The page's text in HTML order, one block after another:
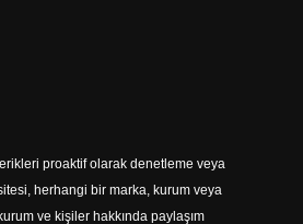
proaktif olarak denetleme veya
herhangi bir marka, kurum veya
ve kişiler hakkında paylaşım